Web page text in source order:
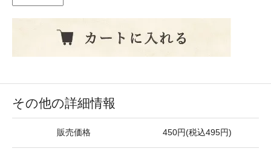
その他の詳細情報
販売価格 450円(税込495円)